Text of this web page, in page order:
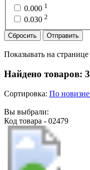
0.000 1
0.030 2
Сбросить Отправить
Показывать на странице
Найдено товаров: 3
Сортировка: По новизне
Вы выбрали:
Код товара - 02479